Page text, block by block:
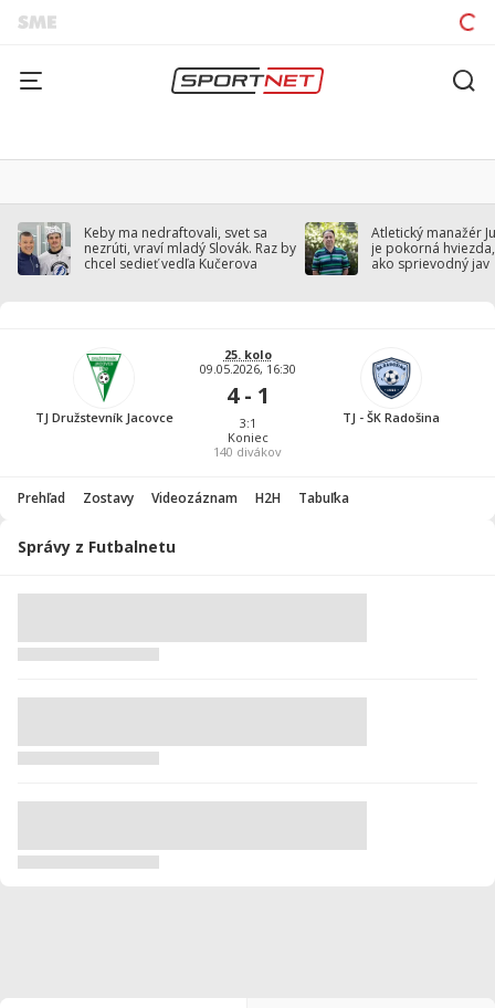
Keby ma nedraftovali, svet sa
nezrúti, vraví mladý Slovák. Raz by
chcel sedieť vedľa Kučerova
Atletický manažér
je pokorná
ako sprievodný jav
TJ Družstevník Jacovce
25. kolo
09.05.2026, 16:30
4 - 1
3:1
Koniec
140 divákov
TJ - ŠK Radošina
Prehľad Zostavy Videozáznam H2H Tabuľka
Správy z Futbalnetu